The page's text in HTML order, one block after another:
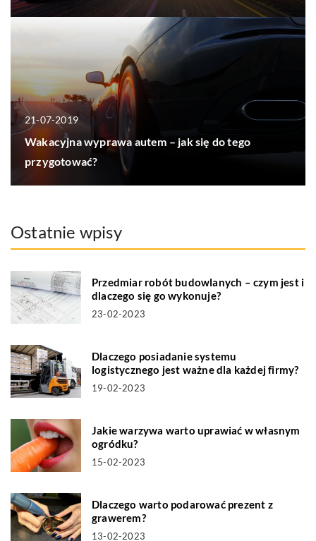
21-07-2019
Wakacyjna wyprawa autem – jak się do tego
przygotować?
Ostatnie wpisy
Przedmiar robót budowlanych – czym jest i
dlaczego się go wykonuje?
23-02-2023
Dlaczego posiadanie systemu
logistycznego jest ważne dla każdej firmy?
19-02-2023
Jakie warzywa warto uprawiać w własnym
ogródku?
15-02-2023
Dlaczego warto podarować prezent z
grawerem?
13-02-2023